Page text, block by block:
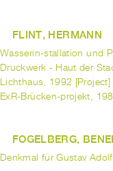
FLINT, HERMANN
Wasserin-stallation und
Druckwerk - Haut der
Lichthaus, 1992 [Project]
ExR-Brücken-projekt,
FOGELBERG,
Denkmal für Gustav